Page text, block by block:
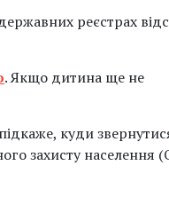
реєстрах
. Якщо дитина ще не
куди
захисту населення